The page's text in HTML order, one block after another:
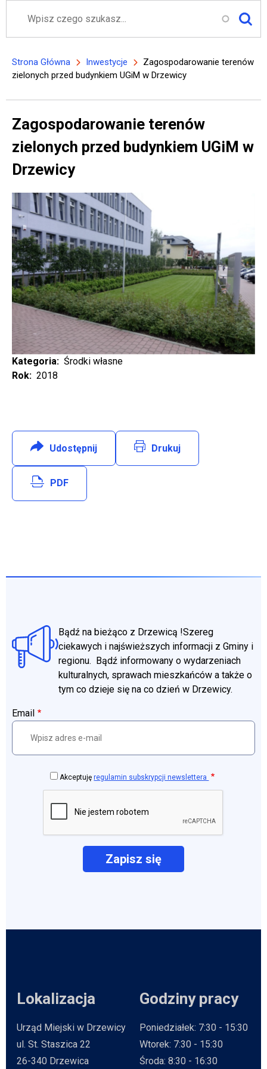
Ścieżka nawigacyjna
Strona Główna Inwestycje
Zagospodarowanie terenów
zielonych przed budynkiem UGiM w Drzewicy
Zagospodarowanie terenów
zielonych przed budynkiem UGiM w
Drzewicy
Kategoria
Środki własne
Rok
2018
Udostępnij: Facebook Drukuj
Will open in new tab
PDF
Bądź na bieżąco z Drzewicą !Szereg
ciekawych i najświeższych informacji z Gminy i
regionu. Bądź informowany o wydarzeniach
kulturalnych, sprawach mieszkańców a także o
tym co dzieje się na co dzień w Drzewicy.
Email
Akceptujęregulamin subskrypcji newslettera
Lokalizacja
Urząd Miejski w Drzewicy
ul. St. Staszica 22
26-340 Drzewica
Godziny pracy
Poniedziałek: 7:30 - 15:30
Wtorek: 7:30 - 15:30
Środa: 8:30 - 16:30